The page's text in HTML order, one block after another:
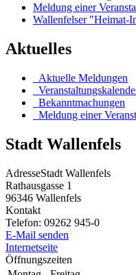
Meldung einer
Wallenfelser "Heimat-
Aktuelles
Aktuelle Meldungen
Bekanntmachungen
Meldung einer
Stadt Wallenfels
AdresseStadt Wallenfels
Rathausgasse 1
96346 Wallenfels
Kontakt
Telefon: 09262 945-0
E-Mail senden
Internetseite
Öffnungszeiten